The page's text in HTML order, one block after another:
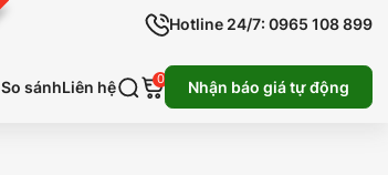
Hotline 24/7: 0965 108 899
So sánhLiên hệ 0 Nhận báo giá tự động